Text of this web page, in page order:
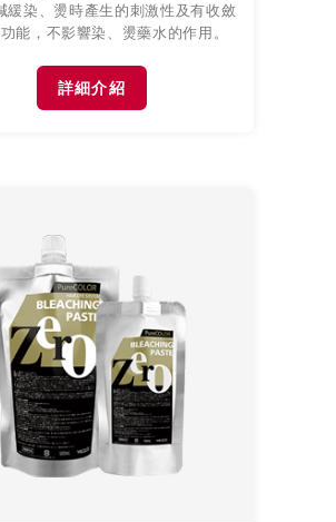
緩染、燙時產生的刺激性及有收斂
能，不影響染、燙藥水的作用。
詳細介紹